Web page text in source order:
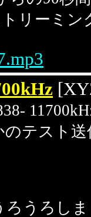
リーミン
テスト送
ろうろし